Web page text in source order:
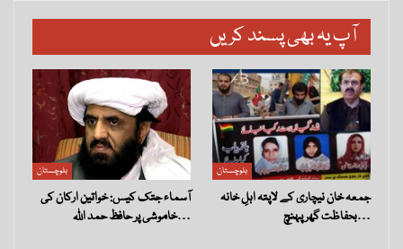
آپ یہ بھی پسند کریں
بلوچستان
آسماء جتک کیس: خواتین ارکان کی
خاموشی پر حافظ حمد اللہ…
بلوچستان
جمعہ خان نیچاری کے لاپتہ اہلِ خانہ
بحفاظت گھر پہنچ…